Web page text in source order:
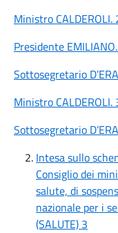
Ministro CALDEROLI.
Presidente
Sottosegretario
Ministro CALDEROLI.
Sottosegretario
Intesa sullo
Consiglio dei
salute, di
nazionale per i
(SALUTE) 3